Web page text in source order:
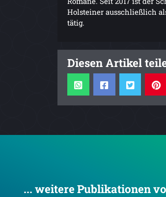
Holsteiner ausschließlich
tätig.
Diesen Artikel
... weitere Publikationen